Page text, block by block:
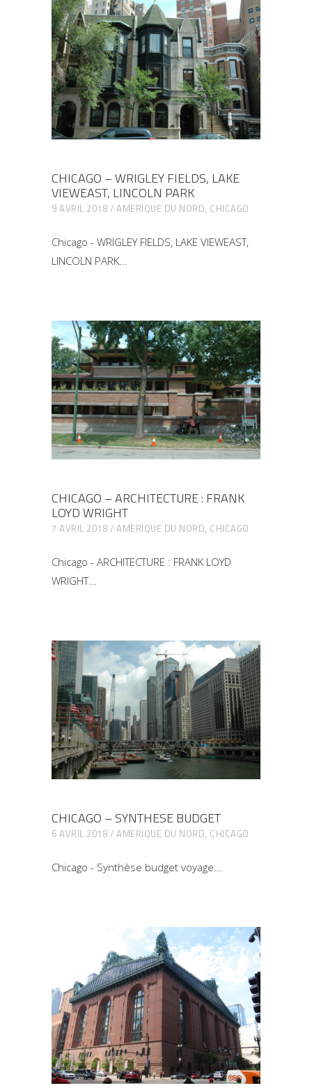
CHICAGO – WRIGLEY FIELDS, LAKE
VIEWEAST, LINCOLN PARK
9 AVRIL 2018 AMERIQUE DU NORD, CHICAGO
Chicago - WRIGLEY FIELDS, LAKE VIEWEAST,
LINCOLN PARK
CHICAGO – ARCHITECTURE : FRANK
LOYD WRIGHT
7 AVRIL 2018 AMERIQUE DU NORD, CHICAGO
Chicago - ARCHITECTURE : FRANK LOYD
WRIGHT
CHICAGO – SYNTHESE BUDGET
6 AVRIL 2018 AMERIQUE DU NORD, CHICAGO
Chicago - Synthèse budget voyage